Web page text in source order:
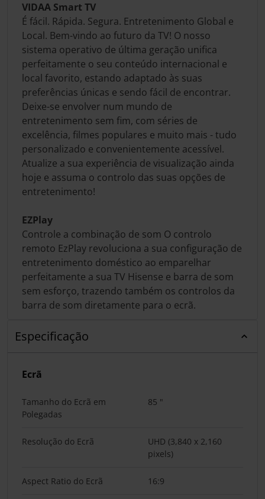
VIDAA Smart TV
É fácil. Rápida. Segura. Entretenimento Global e
Local. Bem-vindo ao futuro da TV! O nosso
sistema operativo de última geração unifica
perfeitamente o seu conteúdo internacional e
local favorito, estando adaptado às suas
preferências únicas e sendo fácil de encontrar.
Deixe-se envolver num mundo de
entretenimento sem fim, com séries de
excelência, filmes populares e muito mais - tudo
personalizado e convenientemente acessível.
Atualize a sua experiência de visualização ainda
hoje e assuma o controlo das suas opções de
entretenimento!
EZPlay
Controle a combinação de som O controlo
remoto EzPlay revoluciona a sua configuração de
entretenimento doméstico ao emparelhar
perfeitamente a sua TV Hisense e barra de som
sem esforço, trazendo também os controlos da
barra de som diretamente para o ecrã.
Especificação
Ecrã
Tamanho do Ecrã em
Polegadas
85 "
Resolução do Ecrã
UHD (3,840 x 2,160
pixels)
Aspect Ratio do Ecrã 16:9